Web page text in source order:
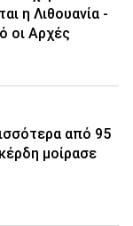
η Λιθουανία -
οι Αρχές
από 95
μοίρασε